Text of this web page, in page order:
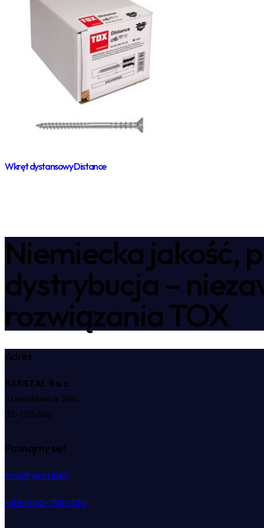
Wkręt dystansowy Distance
Niemiecka jakość,
dystrybucja –
rozwiązania TOX
Adres
RAKSTAL II s.c.
Stanisławice 266
32-015 Kłaj
Poznajmy się!
tox@rakstal.pl
+48-602-788-330